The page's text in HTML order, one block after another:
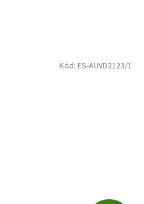
Kód: ES-AUVD2123/1